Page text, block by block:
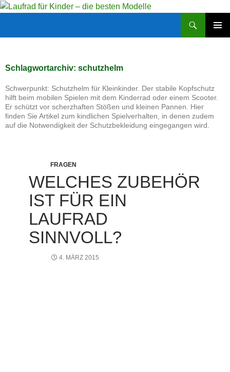
Zum
Laufrad für Kinder – die besten Modelle
Schlagwortarchiv: schutzhelm
Schwerpunkt: Schutzhelm für Kleinkinder. Der stabile Kopfschutz
hilft beim mobilen Spielen mit dem Kinderrad oder einem Scooter.
Er schützt vor scherzhaften Stößen und kleinen Pannen. Hier
finden Sie Artikel zum kindlichen Spielverhalten, in denen zudem
auf die Notwendigkeit der Schutzbekleidung eingegangen wird.
FRAGEN
WELCHES ZUBEHÖR
IST FÜR EIN
LAUFRAD
SINNVOLL?
4. MÄRZ 2015